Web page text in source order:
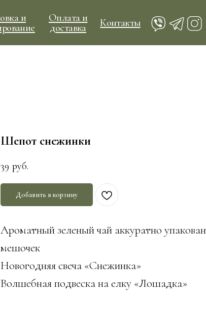
Контакты
Оплата и
доставка
Шепот снежинки
39 руб.
Добавить в корзину
Ароматный зеленый чай аккуратно
мешочек
Новогодняя свеча «Снежинка»
Волшебная подвеска на елку «Лошадка»